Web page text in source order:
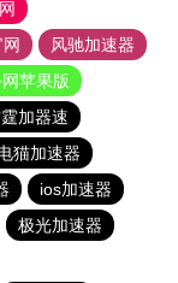
风驰加速器
苹果版
加器速
猫加速器
ios加速器
极光加速器